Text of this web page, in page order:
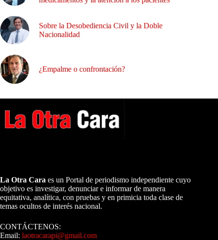
Sobre la Desobediencia Civil y la Doble
Nacionalidad
¿Empalme o confrontación?
La Otra Cara es un Portal de periodismo independiente cuyo
objetivo es investigar, denunciar e informar de manera
equitativa, analítica, con pruebas y en primicia toda clase de
temas ocultos de interés nacional.
CONTÁCTENOS:
Email: laotracarapi@gmail.com